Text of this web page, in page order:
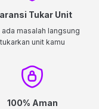
Tukar Unit
ada masalah langsung
tukarkan unit kamu
100% Aman